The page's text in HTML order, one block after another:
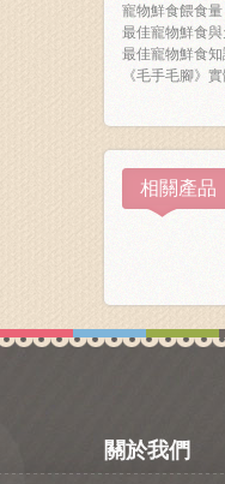
寵物鮮食餵食量
最佳寵物鮮食
最佳寵物鮮食
《毛手毛腳》
相關產品
關於我們